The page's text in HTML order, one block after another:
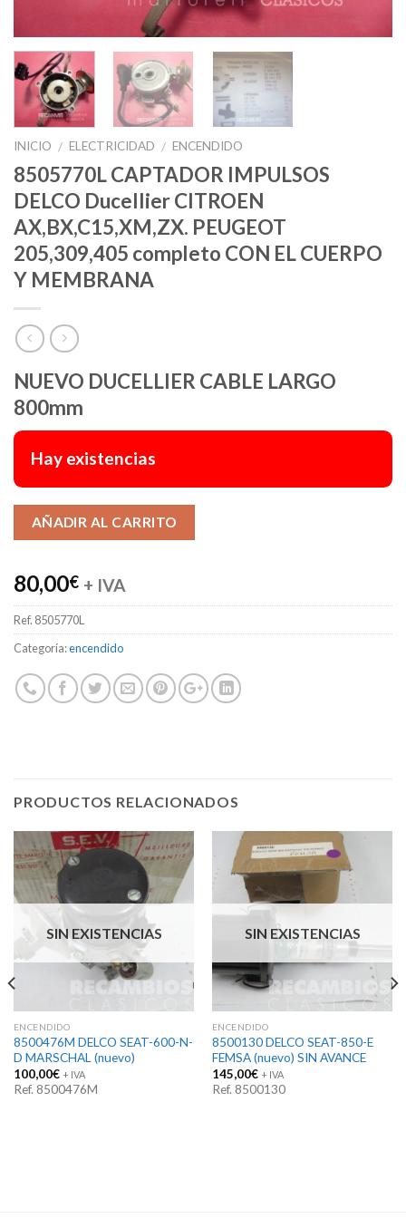
INICIO / ELECTRICIDAD / ENCENDIDO
8505770L CAPTADOR IMPULSOS
DELCO Ducellier CITROEN
AX,BX,C15,XM,ZX. PEUGEOT
205,309,405 completo CON EL CUERPO
Y MEMBRANA
NUEVO DUCELLIER CABLE LARGO
800mm
Hay existencias
AÑADIR AL CARRITO
80,00€ + IVA
Ref. 8505770L
Categoría:encendido
PRODUCTOS RELACIONADOS
SIN EXISTENCIAS
ENCENDIDO
8500476M DELCO SEAT-600-N-
D MARSCHAL (nuevo)
100,00€ + IVA
Ref. 8500476M
SIN EXISTENCIAS
ENCENDIDO
8500130 DELCO SEAT-850-E
FEMSA (nuevo) SIN AVANCE
145,00€ + IVA
Ref. 8500130